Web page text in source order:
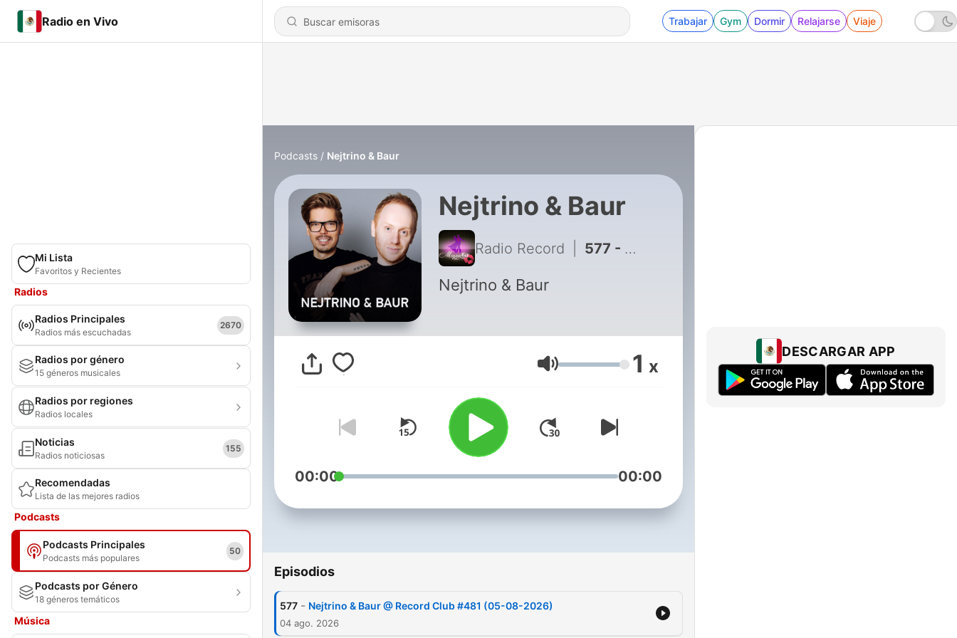
Radio en Vivo Trabajar Gym Dormir Relajarse Viaje
Mi Lista
Favoritos y Recientes
Radios
Radios Principales
Radios más escuchadas
2670
Radios por género
15 géneros musicales
Radios por regiones
Radios locales
Noticias
Radios noticiosas
155
Recomendadas
Lista de las mejores radios
Podcasts
Podcasts Principales
Podcasts más populares
50
Podcasts por Género
18 géneros temáticos
Música
Podcasts Nejtrino & Baur
Nejtrino & Baur
Radio Record 577 - Nejtrino & Baur @ Record Сlub #481 (05-08-2026)
Nejtrino & Baur
Volumen 1 x
00:00 00:00
Episodios
577 - Nejtrino & Baur @ Record Сlub #481 (05-08-2026)
04 ago. 2026
DESCARGAR APP